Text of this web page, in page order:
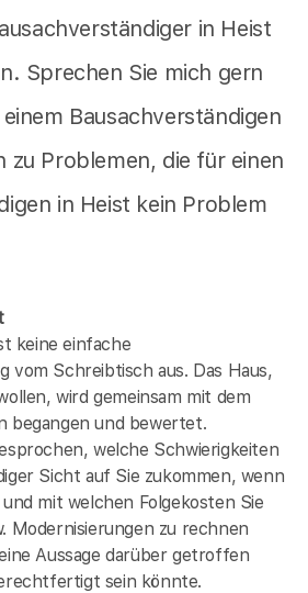
in Heist
Sprechen Sie mich gern
Bausachverständigen
zu Problemen, die für einen
in Heist kein Problem
keine einfache
vom Schreibtisch aus. Das Haus,
wird gemeinsam mit dem
begangen und bewertet.
welche Schwierigkeiten
Sicht auf Sie zukommen, wenn
mit welchen Folgekosten Sie
Modernisierungen zu rechnen
Aussage darüber getroffen
sein könnte.